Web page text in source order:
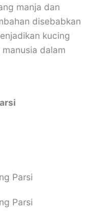
manja dan
disebabkan
kucing
dalam